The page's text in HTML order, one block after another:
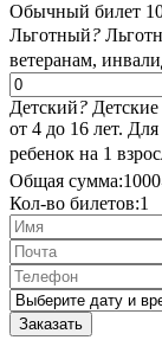
Обычный билет
Льготный?
ветеранам,
Детский? Детские
от 4 до 16 лет. Для
ребенок на 1
Общая сумма:1000
Кол-во билетов:1